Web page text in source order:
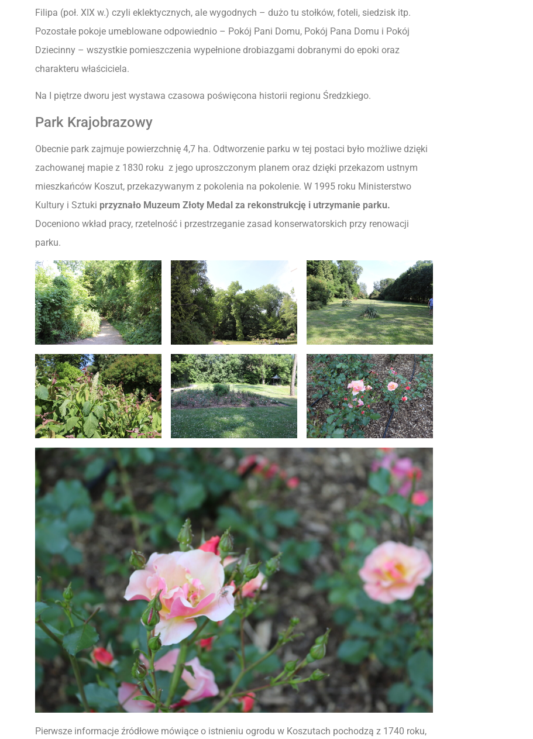
Filipa (poł. XIX w.) czyli eklektycznych, ale wygodnych – dużo tu stołków, foteli, siedzisk itp.
Pozostałe pokoje umeblowane odpowiednio – Pokój Pani Domu, Pokój Pana Domu i Pokój
Dziecinny – wszystkie pomieszczenia wypełnione drobiazgami dobranymi do epoki oraz
charakteru właściciela.
Na I piętrze dworu jest wystawa czasowa poświęcona historii regionu Średzkiego.
Park Krajobrazowy
Obecnie park zajmuje powierzchnię 4,7 ha. Odtworzenie parku w tej postaci było możliwe dzięki
zachowanej mapie z 1830 roku z jego uproszczonym planem oraz dzięki przekazom ustnym
mieszkańców Koszut, przekazywanym z pokolenia na pokolenie. W 1995 roku Ministerstwo
Kultury i Sztuki przyznało Muzeum Złoty Medal za rekonstrukcję i utrzymanie parku.
Doceniono wkład pracy, rzetelność i przestrzeganie zasad konserwatorskich przy renowacji
parku.
Pierwsze informacje źródłowe mówiące o istnieniu ogrodu w Koszutach pochodzą z 1740 roku,